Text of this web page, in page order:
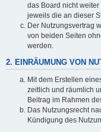
das Board nicht
jeweils die an dieser
Der Nutzungsvertrag
von beiden Seiten
werden.
2. EINRÄUMUNG VON
Mit dem Erstellen
zeitlich und räumlich
Beitrag im Rahmen
Das Nutzungsrecht
Kündigung des